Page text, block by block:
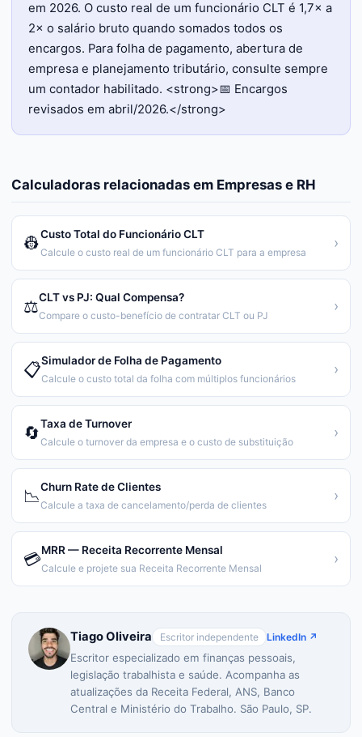
em 2026. O custo real de um funcionário CLT é 1,7× a
2× o salário bruto quando somados todos os
encargos. Para folha de pagamento, abertura de
empresa e planejamento tributário, consulte sempre
um contador habilitado. <strong>📅 Encargos
revisados em abril/2026.</strong>
Calculadoras relacionadas em Empresas e RH
👷Custo Total do Funcionário CLT
Calcule o custo real de um funcionário CLT para a empresa
›
⚖️CLT vs PJ: Qual Compensa?
Compare o custo-benefício de contratar CLT ou PJ
›
📋Simulador de Folha de Pagamento
Calcule o custo total da folha com múltiplos funcionários
›
🔄Taxa de Turnover
Calcule o turnover da empresa e o custo de substituição
›
📉Churn Rate de Clientes
Calcule a taxa de cancelamento/perda de clientes
›
💳MRR — Receita Recorrente Mensal
Calcule e projete sua Receita Recorrente Mensal
›
Tiago Oliveira Escritor independente LinkedIn ↗
Escritor especializado em finanças pessoais,
legislação trabalhista e saúde. Acompanha as
atualizações da Receita Federal, ANS, Banco
Central e Ministério do Trabalho. São Paulo, SP.